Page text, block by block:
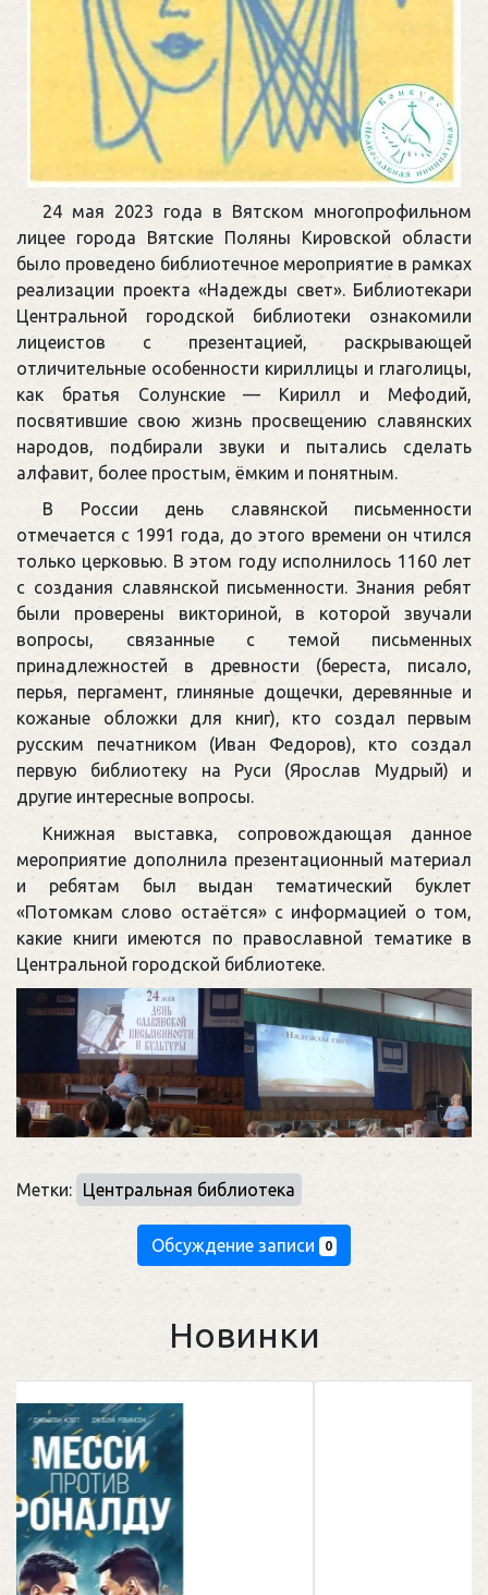
24 мая 2023 года в Вятском многопрофильном
лицее города Вятские Поляны Кировской области
было проведено библиотечное мероприятие в рамках
реализации проекта «Надежды свет». Библиотекари
Центральной городской библиотеки ознакомили
лицеистов с презентацией, раскрывающей
отличительные особенности кириллицы и глаголицы,
как братья Солунские — Кирилл и Мефодий,
посвятившие свою жизнь просвещению славянских
народов, подбирали звуки и пытались сделать
алфавит, более простым, ёмким и понятным.
В России день славянской письменности
отмечается с 1991 года, до этого времени он чтился
только церковью. В этом году исполнилось 1160 лет
с создания славянской письменности. Знания ребят
были проверены викториной, в которой звучали
вопросы, связанные с темой письменных
принадлежностей в древности (береста, писало,
перья, пергамент, глиняные дощечки, деревянные и
кожаные обложки для книг), кто создал первым
русским печатником (Иван Федоров), кто создал
первую библиотеку на Руси (Ярослав Мудрый) и
другие интересные вопросы.
Книжная выставка, сопровождающая данное
мероприятие дополнила презентационный материал
и ребятам был выдан тематический буклет
«Потомкам слово остаётся» с информацией о том,
какие книги имеются по православной тематике в
Центральной городской библиотеке.
Метки: Центральная библиотека
Обсуждение записи 0
Новинки